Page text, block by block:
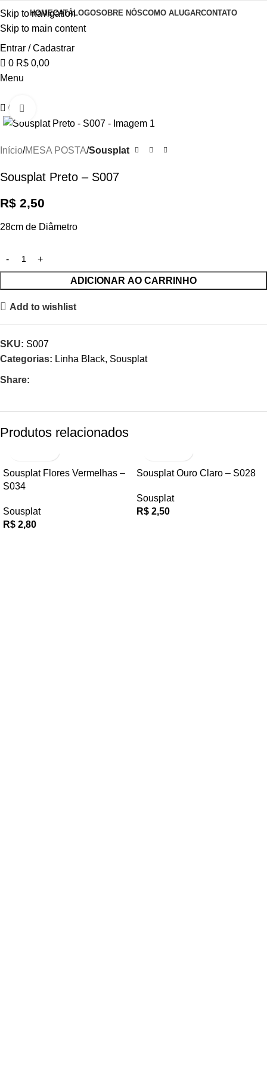
Skip to navigation
Skip to main content
HOMECATÁLOGOSOBRE NÓSCOMO ALUGARCONTATO
Entrar / Cadastrar
0 R$ 0,00
Menu
0
Início MESA POSTA Sousplat
Sousplat Preto – S007
R$ 2,50
28cm de Diâmetro
ADICIONAR AO CARRINHO
Add to wishlist
SKU: S007
Categorias: Linha Black, Sousplat
Share:
Produtos relacionados
Sousplat Flores Vermelhas –
S034
Sousplat
R$ 2,80
Sousplat Ouro Claro – S028
Sousplat
R$ 2,50